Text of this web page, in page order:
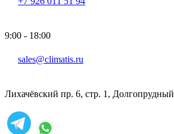
9:00 - 18:00
sales@climatis.ru
Лихачёвский пр. 6, стр. 1, Долгопрудный